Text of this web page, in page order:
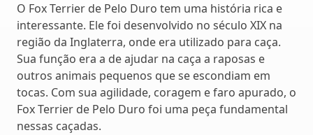
O Fox Terrier de Pelo Duro tem uma história rica e
interessante. Ele foi desenvolvido no século XIX na
região da Inglaterra, onde era utilizado para caça.
Sua função era a de ajudar na caça a raposas e
outros animais pequenos que se escondiam em
tocas. Com sua agilidade, coragem e faro apurado, o
Fox Terrier de Pelo Duro foi uma peça fundamental
nessas caçadas.